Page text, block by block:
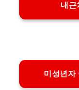
내근
미성년자